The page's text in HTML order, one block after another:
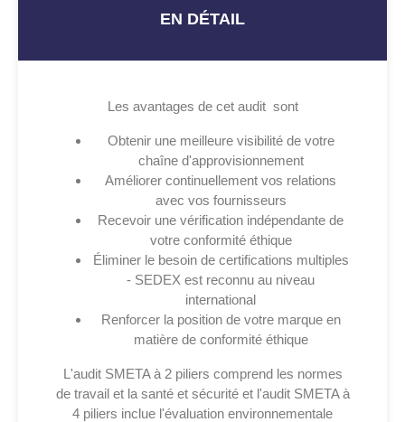
EN DÉTAIL
Les avantages de cet audit sont
Obtenir une meilleure visibilité de votre
chaîne d'approvisionnement
Améliorer continuellement vos relations
avec vos fournisseurs
Recevoir une vérification indépendante de
votre conformité éthique
Éliminer le besoin de certifications multiples
- SEDEX est reconnu au niveau
international
Renforcer la position de votre marque en
matière de conformité éthique
L'audit SMETA à 2 piliers comprend les normes
de travail et la santé et sécurité et l'audit SMETA à
4 piliers inclue l'évaluation environnementale